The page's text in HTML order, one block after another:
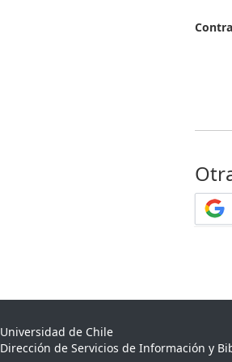
Universidad de Chile
Dirección de Servicios de Información y